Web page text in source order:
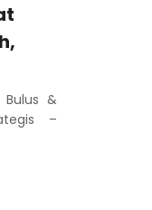
&
–